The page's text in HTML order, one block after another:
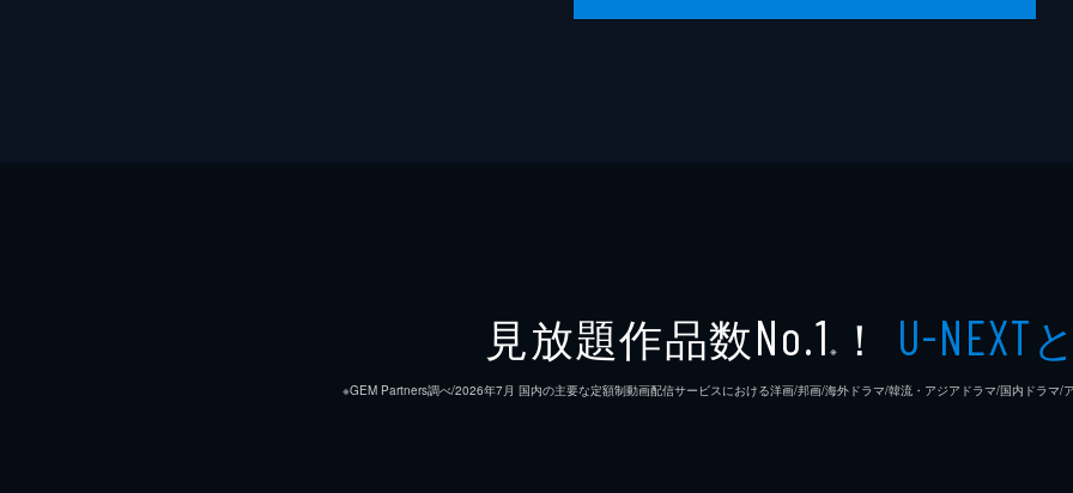
見放題作品数No.1 ※ ！ U-NEXT
※GEM Partners調べ/2026年7⽉ 国内の主要な定額制動画配信サービスにおける洋画/邦画/海外ドラマ/韓流・アジアドラマ/国内ドラマ/